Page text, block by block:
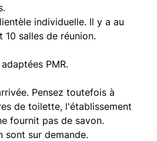
individuelle. Il y a au
salles de réunion.
PMR.
Pensez toutefois à
de toilette, l'établissement
fournit pas de savon.
sont sur demande.